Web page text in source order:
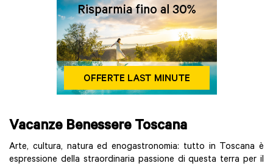
Vacanze Benessere Toscana
Arte, cultura, natura ed enogastronomia: tutto in Toscana è
espressione della straordinaria passione di questa terra per il